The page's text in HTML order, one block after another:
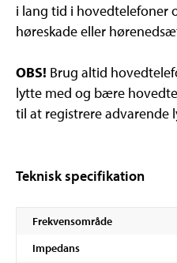
i lang tid i hovedtelefoner
høreskade eller
OBS! Brug altid
lytte med og bære
til at registrere advarende
Teknisk specifikation
Frekvensområde
Impedans